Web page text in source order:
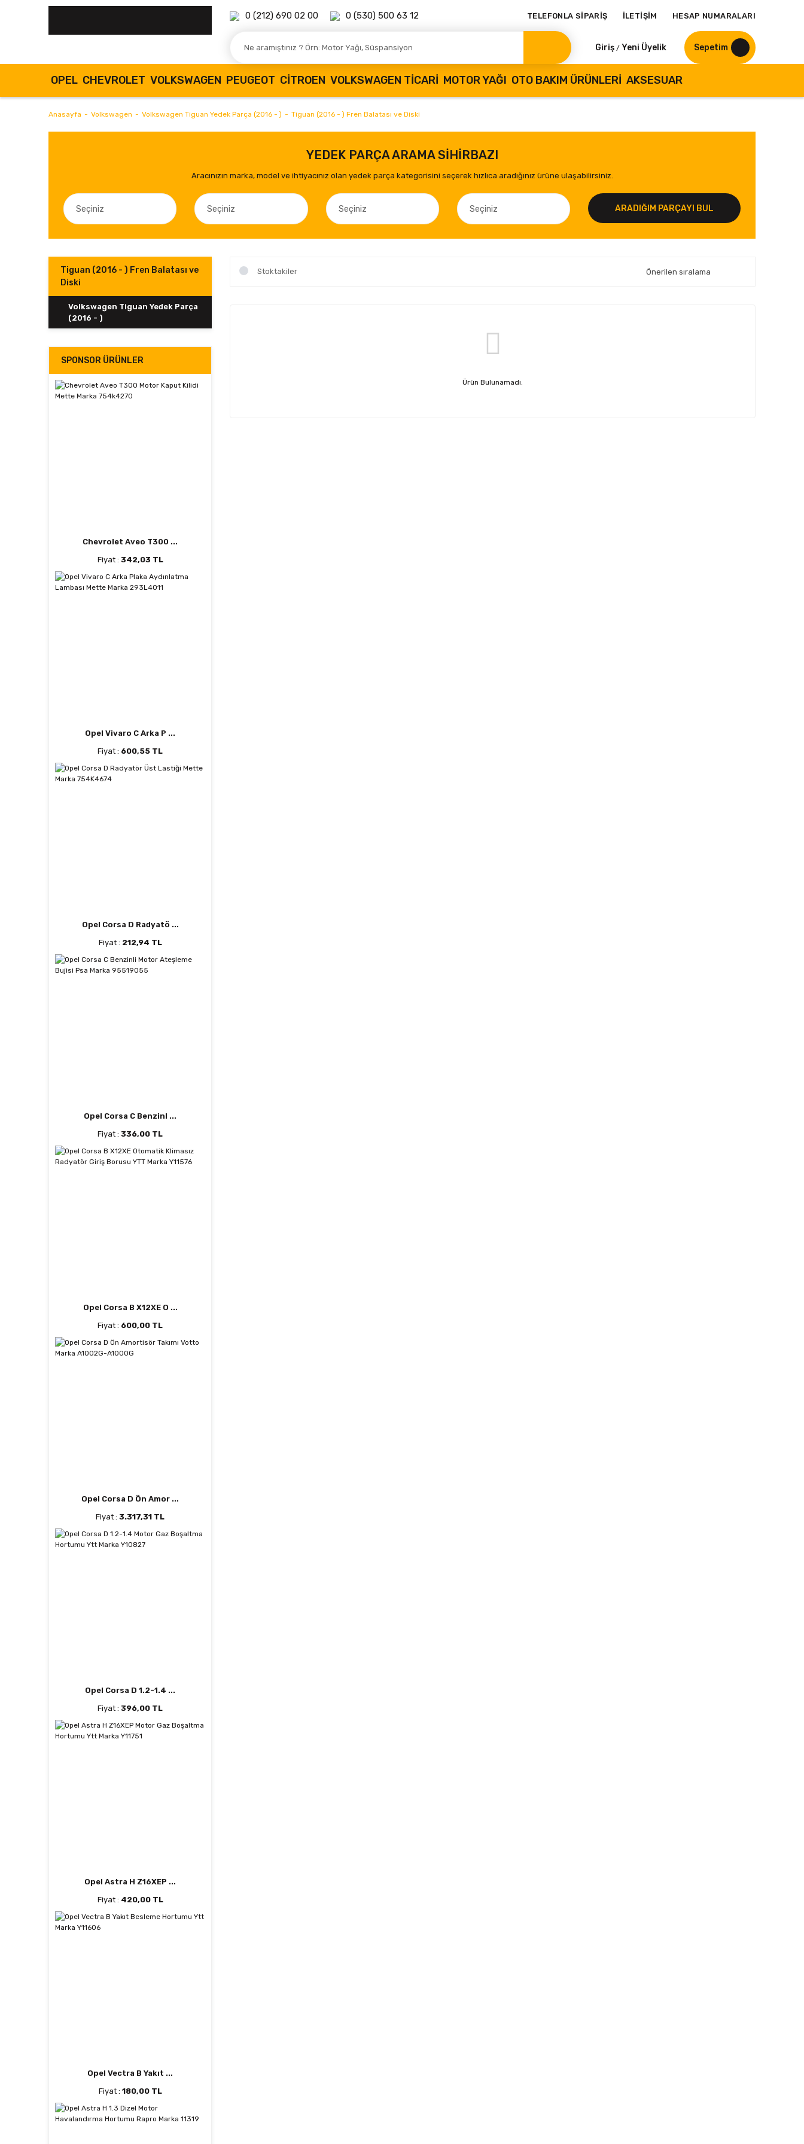
0 (212) 690 02 00 0 (530) 500 63 12 TELEFONLA SİPARİŞ İLETİŞİM HESAP NUMARALARI
Giriş / Yeni Üyelik Sepetim
OPEL CHEVROLET VOLKSWAGEN PEUGEOT CITROEN VOLKSWAGEN TICARI MOTOR YAĞI OTO BAKIM ÜRÜNLERI AKSESUAR
Anasayfa Volkswagen Volkswagen Tiguan Yedek Parça (2016 - ) Tiguan (2016 - ) Fren Balatası ve Diski
YEDEK PARÇA ARAMA SİHİRBAZI
Aracınızın marka, model ve ihtiyacınız olan yedek parça kategorisini seçerek hızlıca aradığınız ürüne ulaşabilirsiniz.
ARADIĞIM PARÇAYI BUL
Tiguan (2016 - ) Fren Balatası ve
Diski
Volkswagen Tiguan Yedek Parça
(2016 - )
SPONSOR ÜRÜNLER
Chevrolet Aveo T300 ...
Fiyat : 342,03 TL
Opel Vivaro C Arka P ...
Fiyat : 600,55 TL
Opel Corsa D Radyatö ...
Fiyat : 212,94 TL
Opel Corsa C Benzinl ...
Fiyat : 336,00 TL
Opel Corsa B X12XE O ...
Fiyat : 600,00 TL
Opel Corsa D Ön Amor ...
Fiyat : 3.317,31 TL
Opel Corsa D 1.2-1.4 ...
Fiyat : 396,00 TL
Opel Astra H Z16XEP ...
Fiyat : 420,00 TL
Opel Vectra B Yakıt ...
Fiyat : 180,00 TL
Stoktakiler
Ürün Bulunamadı.